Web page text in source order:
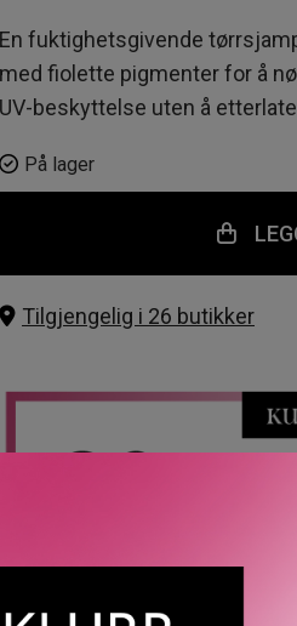
En fuktighetsgivende
med fiolette pigmenter for å
UV-beskyttelse uten å
På lager
Tilgjengelig i 26 butikker
Rabatten aktiveres i handlekurven der